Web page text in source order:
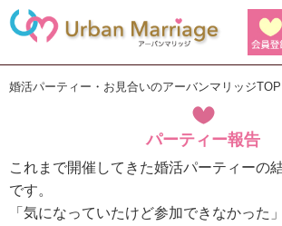
婚活パーティー・お見合いのアーバンマリッジTOP
パーティー報告
これまで開催してきた婚活パーティーの
です。
「気になっていたけど参加できなかった